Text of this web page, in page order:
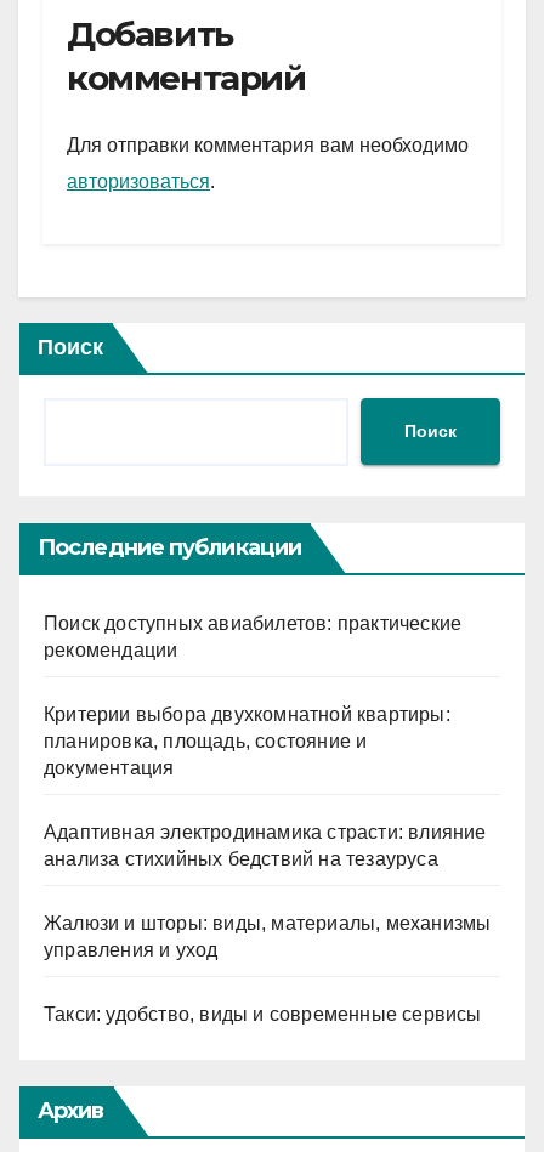
e
gr
a
m
er
s
A
p
и
Добавить
комментарий
Для отправки комментария вам необходимо
авторизоваться.
Поиск
Поиск
Последние публикации
Поиск доступных авиабилетов: практические
рекомендации
Критерии выбора двухкомнатной квартиры:
планировка, площадь, состояние и
документация
Адаптивная электродинамика страсти: влияние
анализа стихийных бедствий на тезауруса
Жалюзи и шторы: виды, материалы, механизмы
управления и уход
Такси: удобство, виды и современные сервисы
Архив